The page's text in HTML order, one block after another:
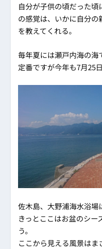
自分が子供の頃だった
の感覚は、いかに自分
を教えてくれる。
毎年夏には瀬戸内海の
定番ですが今年も7月25
佐木島、大野浦海水浴場
きっとここはお盆のシー
う。
ここから見える風景は